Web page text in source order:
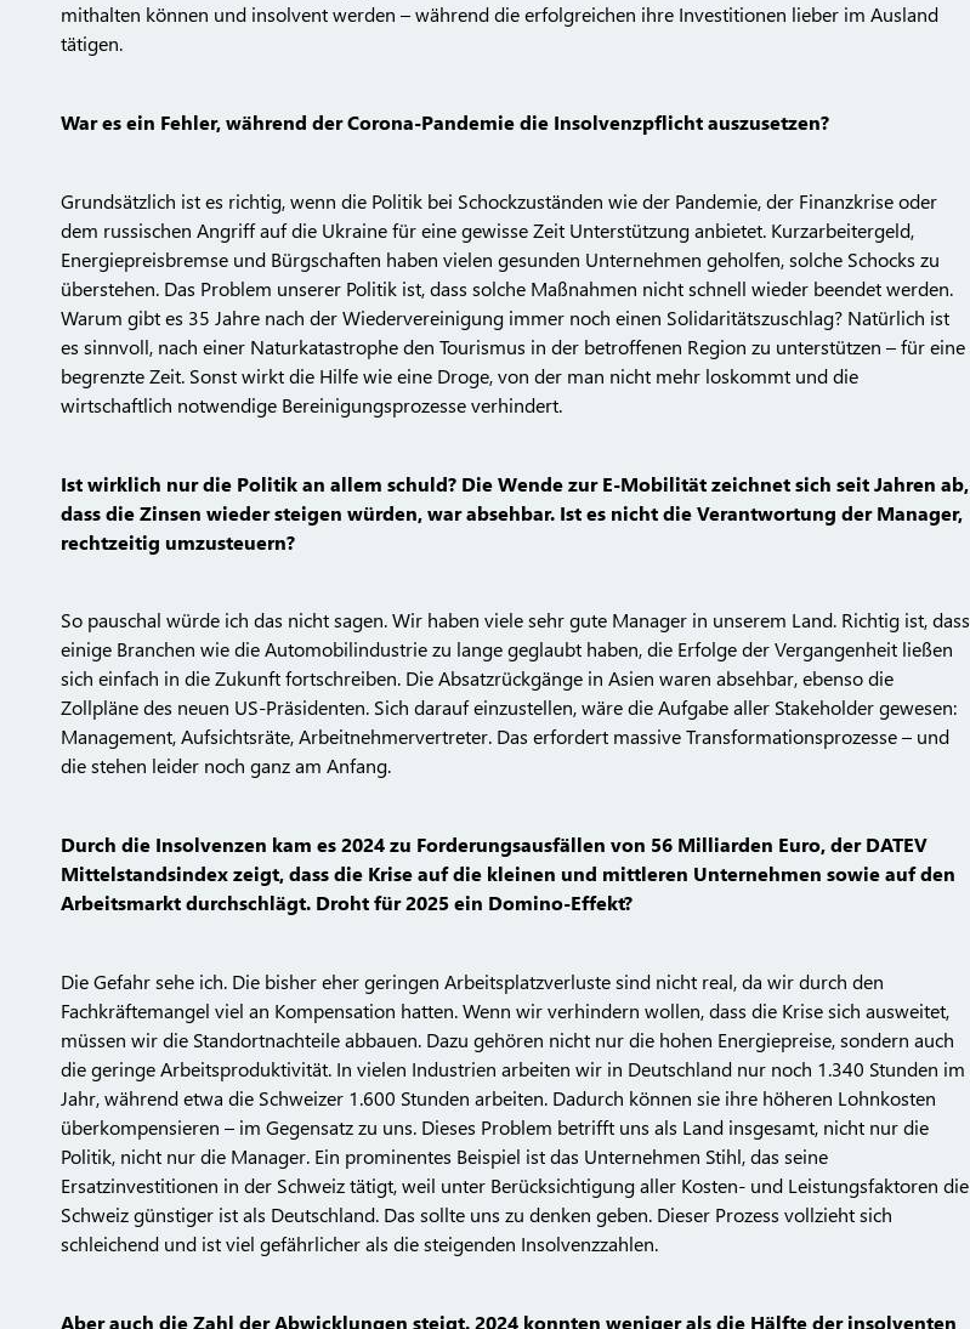
mithalten können und insolvent werden – während die erfolgreichen ihre Investitionen lieber im Ausland
tätigen.
War es ein Fehler, während der Corona-Pandemie die Insolvenzpflicht auszusetzen?
Grundsätzlich ist es richtig, wenn die Politik bei Schockzuständen wie der Pandemie, der Finanzkrise oder
dem russischen Angriff auf die Ukraine für eine gewisse Zeit Unterstützung anbietet. Kurzarbeitergeld,
Energiepreisbremse und Bürgschaften haben vielen gesunden Unternehmen geholfen, solche Schocks zu
überstehen. Das Problem unserer Politik ist, dass solche Maßnahmen nicht schnell wieder beendet werden.
Warum gibt es 35 Jahre nach der Wiedervereinigung immer noch einen Solidaritätszuschlag? Natürlich ist
es sinnvoll, nach einer Naturkatastrophe den Tourismus in der betroffenen Region zu unterstützen – für eine
begrenzte Zeit. Sonst wirkt die Hilfe wie eine Droge, von der man nicht mehr loskommt und die
wirtschaftlich notwendige Bereinigungsprozesse verhindert.
Ist wirklich nur die Politik an allem schuld? Die Wende zur E-Mobilität zeichnet sich seit Jahren ab,
dass die Zinsen wieder steigen würden, war absehbar. Ist es nicht die Verantwortung der Manager,
rechtzeitig umzusteuern?
So pauschal würde ich das nicht sagen. Wir haben viele sehr gute Manager in unserem Land. Richtig ist, dass
einige Branchen wie die Automobilindustrie zu lange geglaubt haben, die Erfolge der Vergangenheit ließen
sich einfach in die Zukunft fortschreiben. Die Absatzrückgänge in Asien waren absehbar, ebenso die
Zollpläne des neuen US-Präsidenten. Sich darauf einzustellen, wäre die Aufgabe aller Stakeholder gewesen:
Management, Aufsichtsräte, Arbeitnehmervertreter. Das erfordert massive Transformationsprozesse – und
die stehen leider noch ganz am Anfang.
Durch die Insolvenzen kam es 2024 zu Forderungsausfällen von 56 Milliarden Euro, der DATEV
Mittelstandsindex zeigt, dass die Krise auf die kleinen und mittleren Unternehmen sowie auf den
Arbeitsmarkt durchschlägt. Droht für 2025 ein Domino-Effekt?
Die Gefahr sehe ich. Die bisher eher geringen Arbeitsplatzverluste sind nicht real, da wir durch den
Fachkräftemangel viel an Kompensation hatten. Wenn wir verhindern wollen, dass die Krise sich ausweitet,
müssen wir die Standortnachteile abbauen. Dazu gehören nicht nur die hohen Energiepreise, sondern auch
die geringe Arbeitsproduktivität. In vielen Industrien arbeiten wir in Deutschland nur noch 1.340 Stunden im
Jahr, während etwa die Schweizer 1.600 Stunden arbeiten. Dadurch können sie ihre höheren Lohnkosten
überkompensieren – im Gegensatz zu uns. Dieses Problem betrifft uns als Land insgesamt, nicht nur die
Politik, nicht nur die Manager. Ein prominentes Beispiel ist das Unternehmen Stihl, das seine
Ersatzinvestitionen in der Schweiz tätigt, weil unter Berücksichtigung aller Kosten- und Leistungsfaktoren die
Schweiz günstiger ist als Deutschland. Das sollte uns zu denken geben. Dieser Prozess vollzieht sich
schleichend und ist viel gefährlicher als die steigenden Insolvenzzahlen.
Aber auch die Zahl der Abwicklungen steigt. 2024 konnten weniger als die Hälfte der insolventen